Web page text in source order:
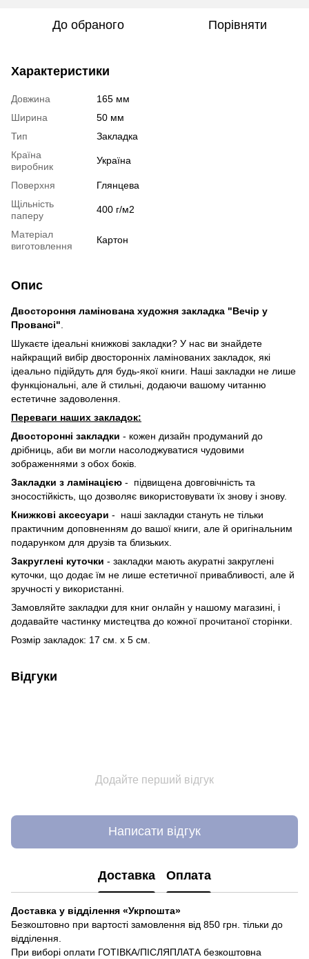
До обраного Порівняти
Характеристики
Довжина
165 мм
Ширина
50 мм
Тип
Закладка
Країна
виробник
Україна
Поверхня
Глянцева
Щільність
паперу
400 г/м2
Матеріал
виготовлення
Картон
Опис
Двостороння ламінована художня закладка "Вечір у
Провансі"
Шукаєте ідеальні книжкові закладки? У нас ви знайдете
найкращий вибір двосторонніх ламінованих закладок, які
ідеально підійдуть для будь-якої книги. Наші закладки не лише
функціональні, але й стильні, додаючи вашому читанню
естетичне задоволення.
Переваги наших закладок:
Двосторонні закладки - кожен дизайн продуманий до
дрібниць, аби ви могли насолоджуватися чудовими
зображеннями з обох боків.
Закладки з ламінацією - підвищена довговічність та
зносостійкість, що дозволяє використовувати їх знову і знову.
Книжкові аксесуари - наші закладки стануть не тільки
практичним доповненням до вашої книги, але й оригінальним
подарунком для друзів та близьких.
Закруглені куточки - закладки мають акуратні закруглені
куточки, що додає їм не лише естетичної привабливості, але й
зручності у використанні.
Замовляйте закладки для книг онлайн у нашому магазині, і
додавайте частинку мистецтва до кожної прочитаної сторінки.
Розмір закладок: 17 см. х 5 см.
Відгуки
Додайте перший відгук
Написати відгук
Доставка Оплата
Доставка у відділення «Укрпошта»
Безкоштовно при вартості замовлення від 850 грн. тільки до
відділення.
При виборі оплати ГОТІВКА/ПІСЛЯПЛАТА безкоштовна